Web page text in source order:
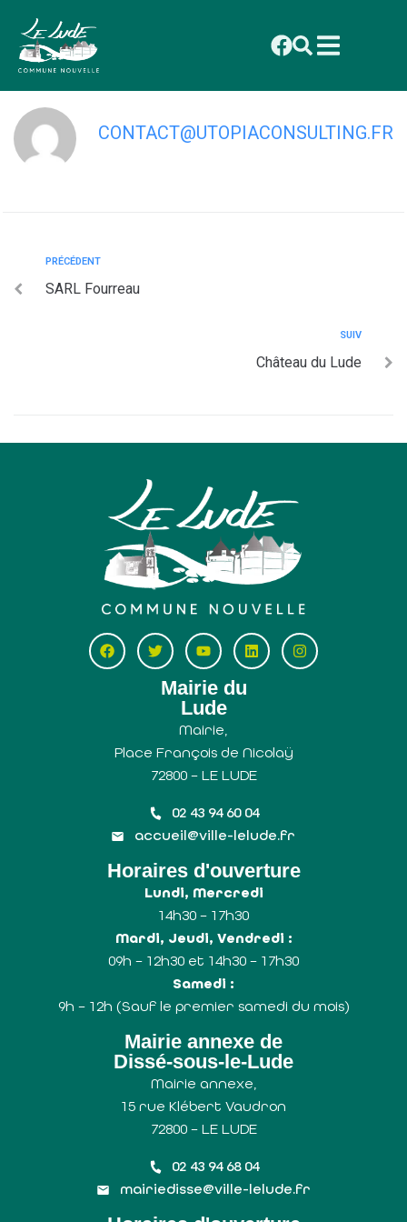
principal
Zeppelin fabrication de bateaux
CONTACT@UTOPIACONSULTING.FR
PRÉCÉDENT
SARL Fourreau
SUIV
Château du Lude
Mairie du
Lude
Mairie,
Place François de Nicolaÿ
72800 – LE LUDE
02 43 94 60 04
accueil@ville-lelude.fr
Horaires d'ouverture
Lundi, Mercredi
14h30 – 17h30
Mardi, Jeudi, Vendredi :
09h – 12h30 et 14h30 – 17h30
Samedi :
9h – 12h (Sauf le premier samedi du mois)
Mairie annexe de
Dissé-sous-le-Lude
Mairie annexe,
15 rue Klébert Vaudron
72800 – LE LUDE
02 43 94 68 04
mairiedisse@ville-lelude.fr